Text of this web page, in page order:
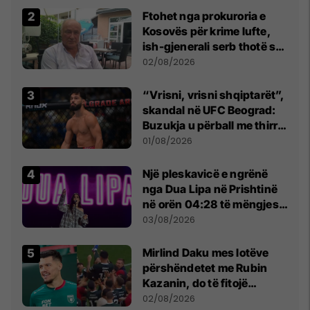
Ftohet nga prokuroria e
Kosovës për krime lufte,
ish-gjenerali serb thotë se
dikush e tradhtoi në
02/08/2026
“Vrisni, vrisni shqiptarët”,
skandal në UFC Beograd:
Buzukja u përball me thirrje
anti-shqiptare nga
01/08/2026
Një pleskavicë e ngrënë
nga Dua Lipa në Prishtinë
në orën 04:28 të mëngjesit
- dhe bota digjitale serbe
03/08/2026
Mirlind Daku mes lotëve
përshëndetet me Rubin
Kazanin, do të fitojë
miliona te Spartak Moska
02/08/2026